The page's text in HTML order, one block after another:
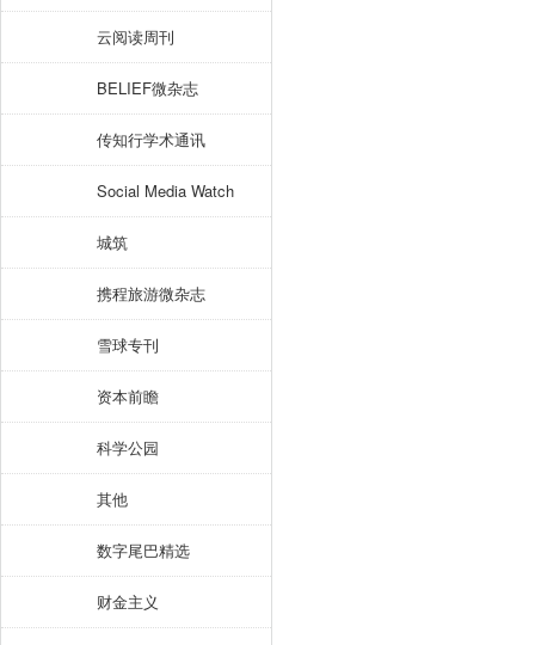
云阅读周刊
BELIEF微杂志
传知行学术通讯
Social Media Watch
城筑
携程旅游微杂志
雪球专刊
资本前瞻
科学公园
其他
数字尾巴精选
财金主义